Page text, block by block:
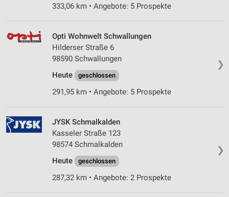
333,06 km • Angebote: 5 Prospekte
❯
Opti Wohnwelt Schwallungen
Hilderser Straße 6
98590 Schwallungen
Heute
geschlossen
291,95 km • Angebote: 5 Prospekte
❯
JYSK Schmalkalden
Kasseler Straße 123
98574 Schmalkalden
Heute
geschlossen
287,32 km • Angebote: 2 Prospekte